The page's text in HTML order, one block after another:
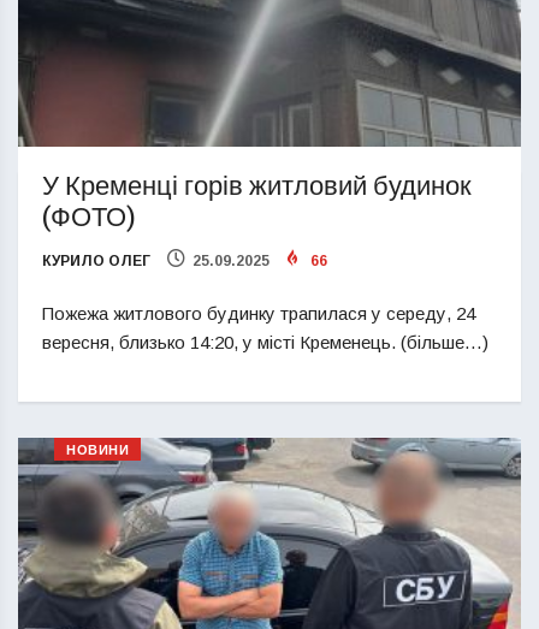
У Кременці горів житловий будинок
(ФОТО)
КУРИЛО ОЛЕГ 25.09.2025 66
Пожежа житлового будинку трапилася у середу, 24
вересня, близько 14:20, у місті Кременець. (більше…)
НОВИНИ